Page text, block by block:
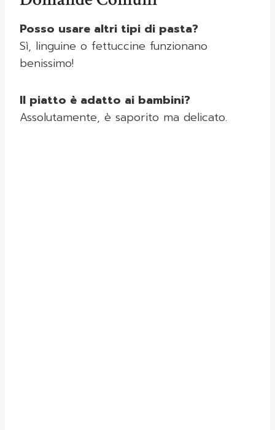
Posso usare altri tipi di pasta?
Sì, linguine o fettuccine funzionano
benissimo!
Il piatto è adatto ai bambini?
Assolutamente, è saporito ma delicato.